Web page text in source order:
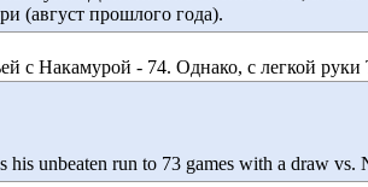
(август прошлого года).
с Накамурой - 74. Однако, с легкой
his unbeaten run to 73 games with a draw